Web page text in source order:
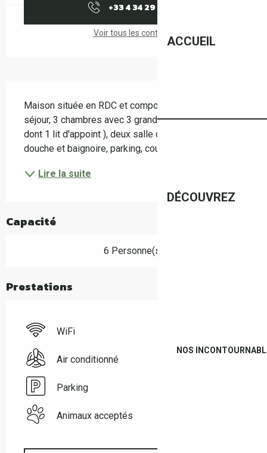
ACCUEIL
DÉCOUVREZ
NOS
+33 4 34 29 11
Voir tous les contacts
Maison située en RDC et composée de : 1 cuisine, 1
séjour, 3 chambres avec 3 grands lits (7 couchages
dont 1 lit d'appoint ), deux salle de bains avec
douche et baignoire, parking, cour, terrasse, jardin.
Lire la suite
Capacité
6 Personne(s)
Prestations
WiFi
Air conditionné
Parking
Animaux acceptés